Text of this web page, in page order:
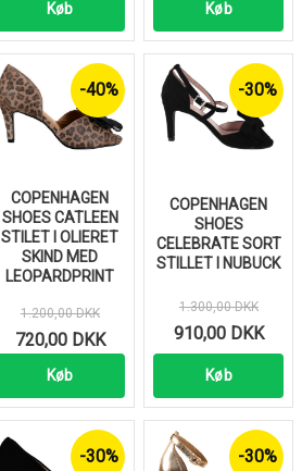
Køb Køb
COPENHAGEN
SHOES CATLEEN
STILET I OLIERET
SKIND MED
LEOPARDPRINT
1.200,00 DKK
720,00 DKK
Køb
-40%
COPENHAGEN
SHOES
CELEBRATE SORT
STILLET I NUBUCK
1.300,00 DKK
910,00 DKK
Køb
-30%
-30% -30%